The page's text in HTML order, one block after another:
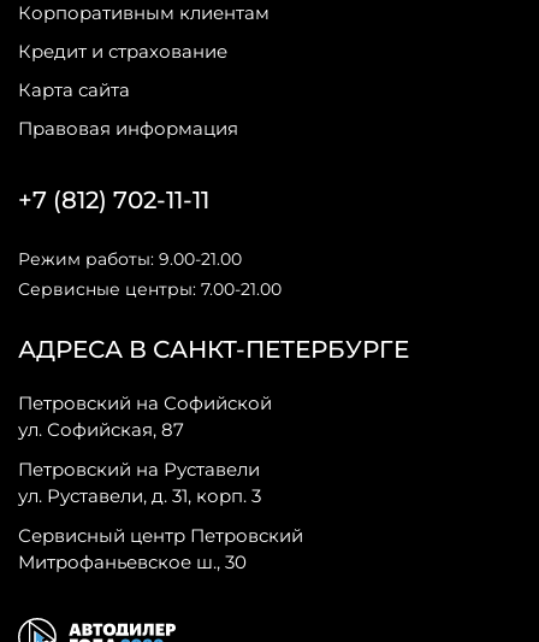
Корпоративным клиентам
Кредит и страхование
Карта сайта
Правовая информация
АДРЕСА В САНКТ-ПЕТЕРБУРГЕ
Петровский на Софийской
ул. Софийская, 87
Петровский на Руставели
ул. Руставели, д. 31, корп. 3
Сервисный центр Петровский
Митрофаньевское ш., 30
+7 (812) 702-11-11
Режим работы: 9.00-21.00
Сервисные центры: 7.00-21.00